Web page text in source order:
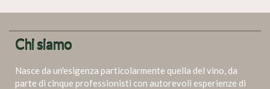
Chi siamo
Nasce da un'esigenza particolarmente quella del vino, da
parte di cinque professionisti con autorevoli esperienze di